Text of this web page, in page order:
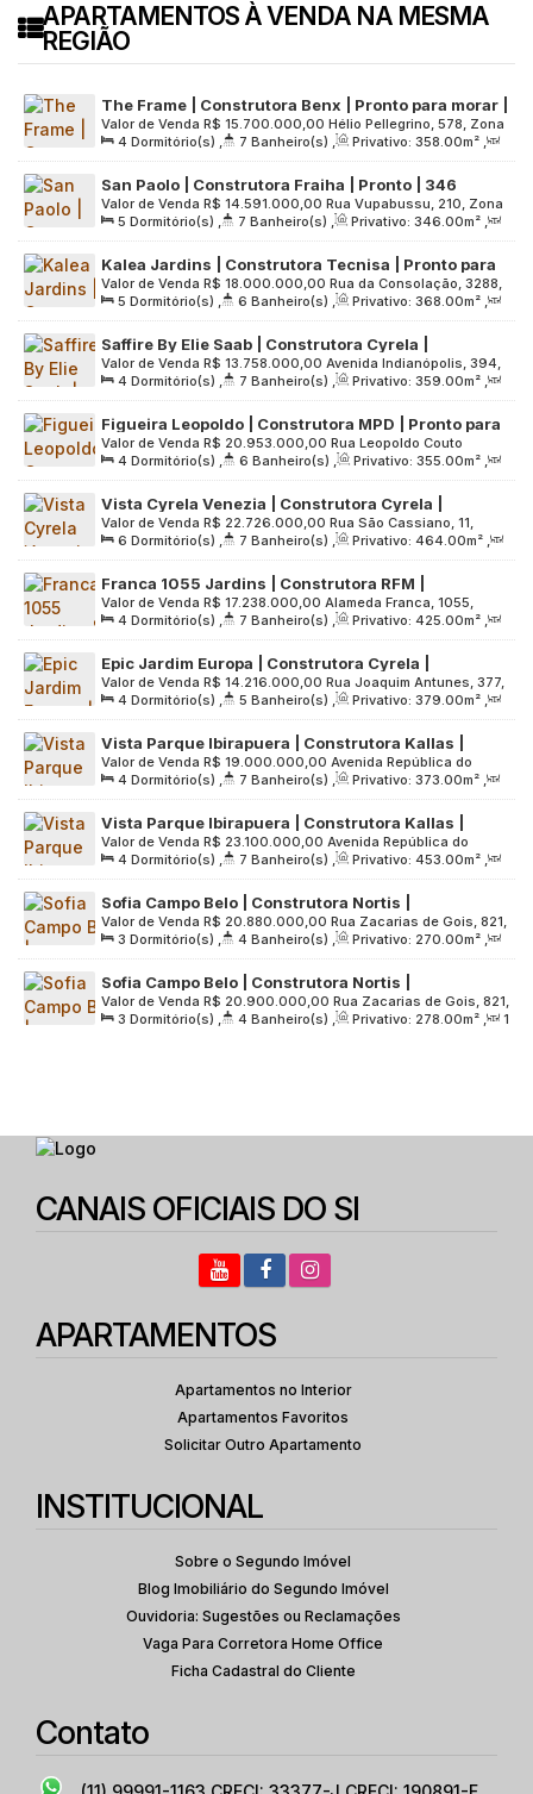
APARTAMENTOS À VENDA NA MESMA
REGIÃO
The Frame | Construtora Benx | Pronto para morar |
358 metros | 04 suítes | 04 vagas
R$ 15.700.000,00
Valor de Venda
Hélio Pellegrino, 578, Zona
Sul, 04513-100, Vila Nova Conceição, São Paulo, São Paulo,
Brasil
4 Dormitório(s) , 7 Banheiro(s) , Privativo: 358.00m² ,
2 Sala(s) , 4 Suíte(s) , 4 Vaga(s) , Útil: 358.00m² ,
Terreno: 1558 .00m²
San Paolo | Construtora Fraiha | Pronto | 346
metros | 05 dormitórios | 04 suítes | 04 vagas
R$ 14.591.000,00
Valor de Venda
Rua Vupabussu, 210, Zona
Oeste, 05429-040, Pinheiros, São Paulo, São Paulo, Brasil
5 Dormitório(s) , 7 Banheiro(s) , Privativo: 346.00m² ,
2 Sala(s) , 4 Suíte(s) , 4 Vaga(s) , Útil: 346.00m² ,
Terreno: 3121.00 m²
Kalea Jardins | Construtora Tecnisa | Pronto para
morar | 368 metros | 04 suítes | hall privativo | 04
vagas
R$ 18.000.000,00
Valor de Venda
Rua da Consolação, 3288,
Zona Oeste, 01416-000, Cerqueira César, São Paulo, São
Paulo, Brasil
5 Dormitório(s) , 6 Banheiro(s) , Privativo: 368.00m² ,
2 Sala(s) , 4 Suíte(s) , 4 Vaga(s) , Útil: 368.00m² ,
Terreno: 3289.00m²
Saffire By Elie Saab | Construtora Cyrela |
Construção | 359 metros | 04 suítes | varanda
gourmet | 04 vagas
R$ 13.758.000,00
Valor de Venda
Avenida Indianópolis, 394,
Zona Sul, 04062-000, Indianópolis, São Paulo, São Paulo,
Brasil
4 Dormitório(s) , 7 Banheiro(s) , Privativo: 359.00m² ,
2 Sala(s) , 4 Suíte(s) , 4 Vaga(s) , Útil: 359.00m² ,
Terreno: 7600.00m²
Figueira Leopoldo | Construtora MPD | Pronto para
morar | 355 metros | 04 suítes | hall privativo | 04
vagas
R$ 20.953.000,00
Valor de Venda
Rua Leopoldo Couto
Magalhães Júnior, 1142, Zona Sul, 04542-000, Itaim Bibi,
São Paulo, São Paulo, Brasil
4 Dormitório(s) , 6 Banheiro(s) , Privativo: 355.00m² ,
2 Sala(s) , 4 Suíte(s) , 4 Vaga(s) , Útil: 355.00m² ,
Terreno: 1793.00m²
Vista Cyrela Venezia | Construtora Cyrela |
Construção | 464 metros | 04 suítes | 04 vagas
R$ 22.726.000,00
Valor de Venda
Rua São Cassiano, 11,
Zona Oeste, 05602-050, Jardim Everest, São Paulo, São
Paulo, Brasil
6 Dormitório(s) , 7 Banheiro(s) , Privativo: 464.00m² ,
2 Sala(s) , 4 Suíte(s) , 4 Vaga(s) , Útil: 464.00m² ,
Terreno: 7047.00m²
Franca 1055 Jardins | Construtora RFM |
Construção | 425 metros | 04 suítes | home office |
04 vagas
R$ 17.238.000,00
Valor de Venda
Alameda Franca, 1055,
Zona Oeste, 01422-003, Jardim Paulista, São Paulo, São
Paulo, Brasil
4 Dormitório(s) , 7 Banheiro(s) , Privativo: 425.00m² ,
2 Sala(s) , 4 Suíte(s) , 4 Vaga(s) , Útil: 425.00m² ,
Terreno: 3526 .00m²
Epic Jardim Europa | Construtora Cyrela |
Construção | 379 metros | 04 suítes | hall privativo
| 04 vagas
R$ 14.216.000,00
Valor de Venda
Rua Joaquim Antunes, 377,
Zona Oeste, 05415-011, Pinheiros, São Paulo, São Paulo,
Brasil
4 Dormitório(s) , 5 Banheiro(s) , Privativo: 379.00m² ,
2 Sala(s) , 4 Suíte(s) , 4 Vaga(s) , Útil: 379.00m² ,
Terreno: 5065.00m²
Vista Parque Ibirapuera | Construtora Kallas |
Construção | 373 Metros | 04 Suítes | Hall Privativo
| Ateliê | 05 Vagas
R$ 19.000.000,00
Valor de Venda
Avenida República do
Líbano, 2112, Zona Sul, 04502-100, Ibirapuera, São Paulo,
São Paulo, Brasil
4 Dormitório(s) , 7 Banheiro(s) , Privativo: 373.00m² ,
2 Sala(s) , 4 Suíte(s) , 5 Vaga(s) , Útil: 373.00m² ,
Terreno: 2530.00m²
Vista Parque Ibirapuera | Construtora Kallas |
Construção | 453 Metros | 04 Suítes | Hall Privativo
| Ateliê | 05 Vagas
R$ 23.100.000,00
Valor de Venda
Avenida República do
Líbano, 2112, Zona Sul, 04502-100, Ibirapuera, São Paulo,
São Paulo, Brasil
4 Dormitório(s) , 7 Banheiro(s) , Privativo: 453.00m² ,
2 Sala(s) , 4 Suíte(s) , 5 Vaga(s) , Útil: 453.00m² ,
Terreno: 2530.00m²
Sofia Campo Belo | Construtora Nortis |
Lançamento | 270 metros | 03 suítes | hall
privativo | 03 vagas
R$ 20.880.000,00
Valor de Venda
Rua Zacarias de Gois, 821,
Zona Sul, 04610-001, Parque Colonial, São Paulo, São Paulo,
Brasil
3 Dormitório(s) , 4 Banheiro(s) , Privativo: 270.00m² ,
1 Sala(s) , 3 Suíte(s) , 3 Vaga(s) , Útil: 270.00m² ,
Terreno: 3085.00m²
Sofia Campo Belo | Construtora Nortis |
Lançamento | 278 metros | 03 suítes | hall
privativo | 03 vagas
R$ 20.900.000,00
Valor de Venda
Rua Zacarias de Gois, 821,
Zona Sul, 04610-001, Parque Colonial, São Paulo, São Paulo,
3 Dormitório(s) , 4 Banheiro(s) , Privativo: 278.00m² ,
1
CANAIS OFICIAIS DO SI
APARTAMENTOS
Apartamentos no Interior
Apartamentos Favoritos
Solicitar Outro Apartamento
INSTITUCIONAL
Sobre o Segundo Imóvel
Blog Imobiliário do Segundo Imóvel
Ouvidoria: Sugestões ou Reclamações
Vaga Para Corretora Home Office
Ficha Cadastral do Cliente
Contato